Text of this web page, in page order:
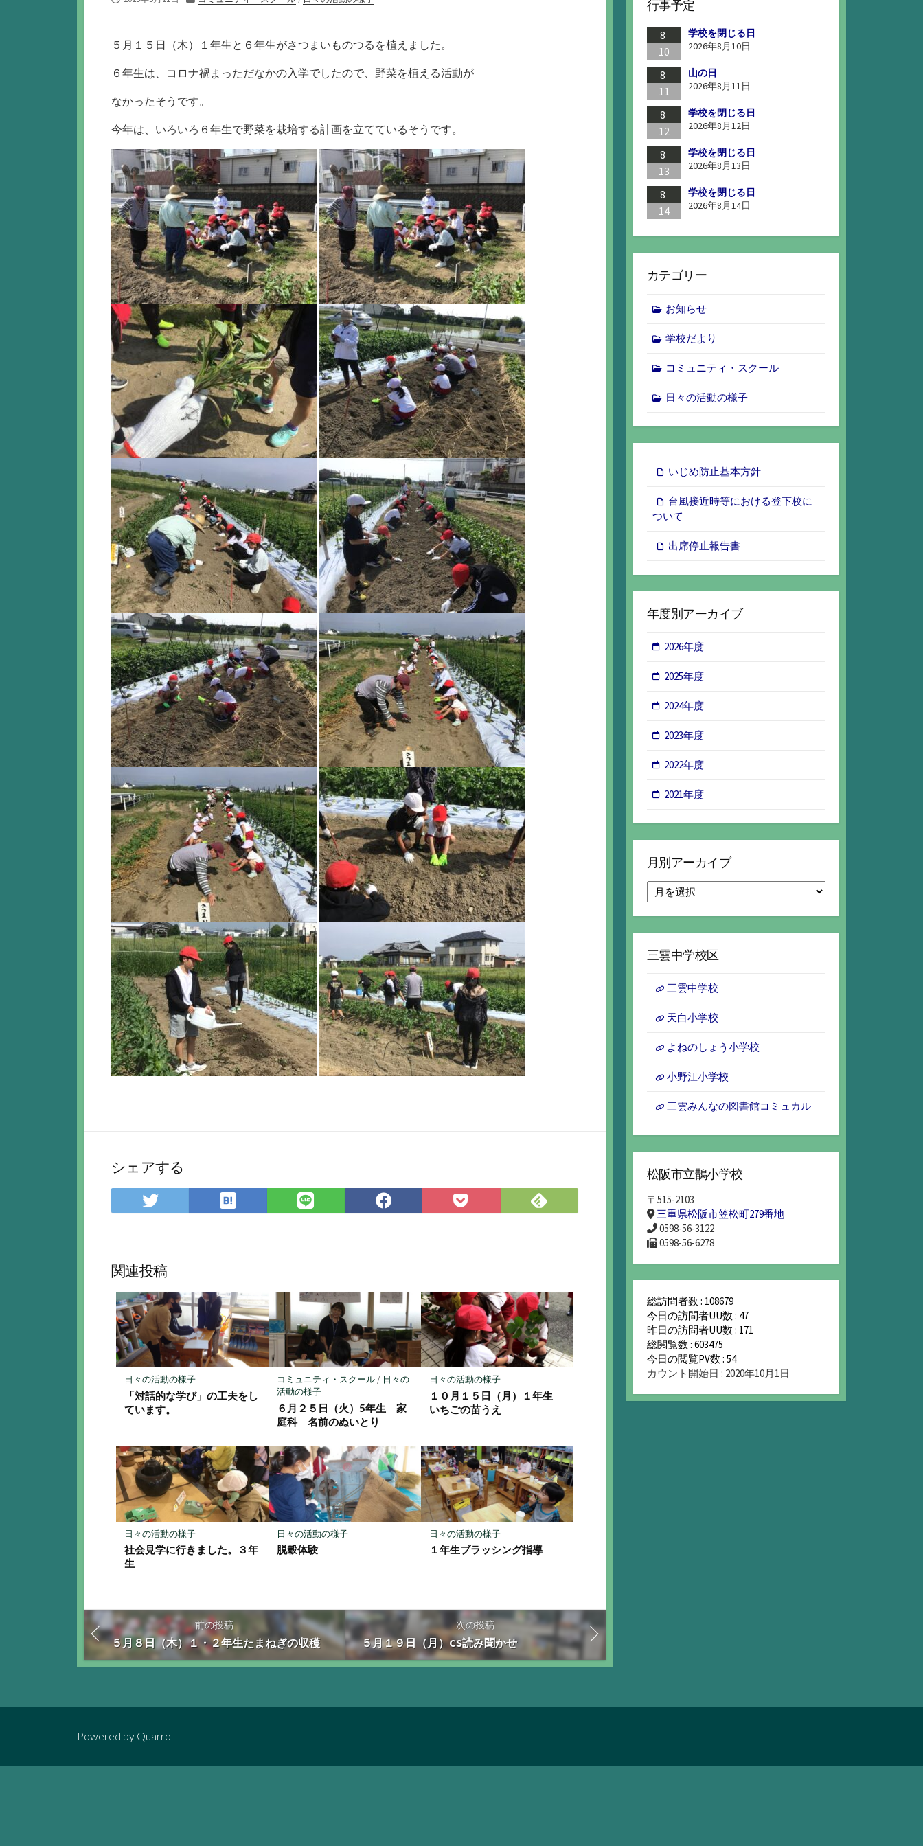
リ
ー
５月１５日（木）１年生と６年生がさつまいものつるを植えました。
６年生は、コロナ禍まっただなかの入学でしたので、野菜を植える活動が
なかったそうです。
今年は、いろいろ６年生で野菜を栽培する計画を立てているそうです。
シェアする
Twitter
で
ア
は
て
マ
ー
ク
に
保
LINE
で
Facebook
で
Pocket
に
Feedly
で
関連投稿
日々の活動の様子
「対話的な学び」の工夫をし
ています。
コミュニティ・スクール/ 日々の
活動の様子
６月２５日（火）5年生 家
庭科 名前のぬいとり
日々の活動の様子
１０月１５日（月）１年生
いちごの苗うえ
日々の活動の様子
社会見学に行きました。３年
生
日々の活動の様子
脱穀体験
日々の活動の様子
１年生ブラッシング指導
前の投稿
５月８日（木）１・２年生たまねぎの収穫
次の投稿
５月１９日（月）CS読み聞かせ
行事予定
8
10
学校を閉じる日
2026年8月10日
8
11
山の日
2026年8月11日
8
12
学校を閉じる日
2026年8月12日
8
13
学校を閉じる日
2026年8月13日
8
14
学校を閉じる日
2026年8月14日
カテゴリー
お知らせ
学校だより
コミュニティ・スクール
日々の活動の様子
いじめ防止基本方針
台風接近時等における登下校に
ついて
出席停止報告書
年度別アーカイブ
2026年度
2025年度
2024年度
2023年度
2022年度
2021年度
月別アーカイブ
別
ア
ー
イ
三雲中学校区
三雲中学校
天白小学校
よねのしょう小学校
小野江小学校
三雲みんなの図書館コミュカル
松阪市立鵲小学校
〒515-2103
三重県松阪市笠松町279番地
0598-56-3122
0598-56-6278
総訪問者数 : 108679
今日の訪問者UU数 : 47
昨日の訪問者UU数 : 171
総閲覧数 : 603475
今日の閲覧PV数 : 54
カウント開始日 : 2020年10月1日
Powered by Quarro